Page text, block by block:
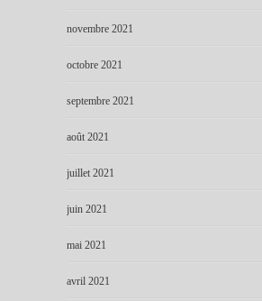
novembre 2021
octobre 2021
septembre 2021
août 2021
juillet 2021
juin 2021
mai 2021
avril 2021